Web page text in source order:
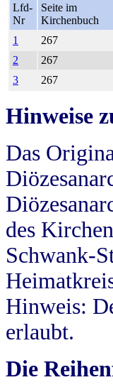
Lfd-
Nr
Seite im
Kirchenbuch
1
267
2
267
3
267
Hinweise
Das
des
Schwank-
Hinweis:
erlaubt.
Die